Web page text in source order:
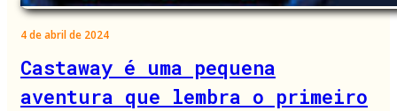
4 de abril de 2024
Castaway é uma pequena
aventura que lembra o primeiro